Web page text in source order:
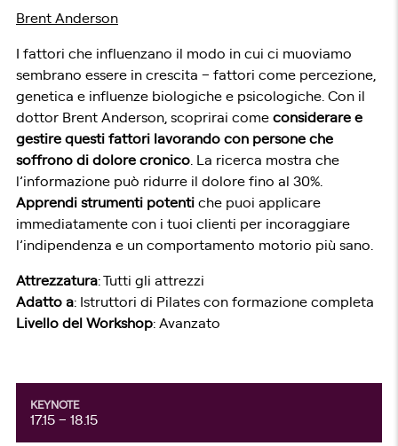
Brent Anderson
I fattori che influenzano il modo in cui ci muoviamo
sembrano essere in crescita – fattori come percezione,
genetica e influenze biologiche e psicologiche. Con il
dottor Brent Anderson, scoprirai come considerare e
gestire questi fattori lavorando con persone che
soffrono di dolore cronico . La ricerca mostra che
l’informazione può ridurre il dolore fino al 30%.
Apprendi strumenti potenti che puoi applicare
immediatamente con i tuoi clienti per incoraggiare
l’indipendenza e un comportamento motorio più sano.
Attrezzatura: Tutti gli attrezzi
Adatto a: Istruttori di Pilates con formazione completa
Livello del Workshop: Avanzato
KEYNOTE
17.15 – 18.15